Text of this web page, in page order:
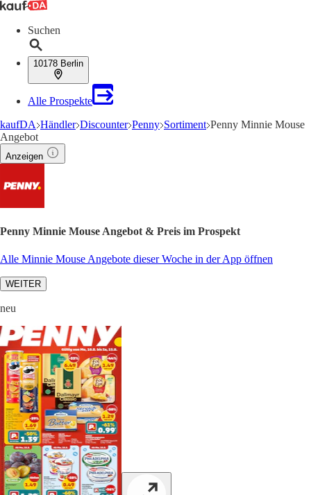
Suchen
10178 Berlin
Alle Prospekte
kaufDA Händler Discounter Penny Sortiment Penny Minnie Mouse
Angebot
Anzeigen
Penny Minnie Mouse Angebot & Preis im Prospekt
Alle Minnie Mouse Angebote dieser Woche in der App öffnen
WEITER
neu